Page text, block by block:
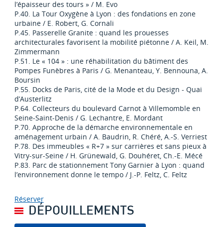
l’épaisseur des tours » / M. Evo
P.40. La Tour Oxygène à Lyon : des fondations en zone
urbaine / E. Robert, G. Cornali
P.45. Passerelle Granite : quand les prouesses
architecturales favorisent la mobilité piétonne / A. Keil, M.
Zimmermann
P.51. Le « 104 » : une réhabilitation du bâtiment des
Pompes Funèbres à Paris / G. Menanteau, Y. Bennouna, A.
Boursin
P.55. Docks de Paris, cité de la Mode et du Design - Quai
d’Austerlitz
P.64. Collecteurs du boulevard Carnot à Villemomble en
Seine-Saint-Denis / G. Lechantre, E. Mordant
P.70. Approche de la démarche environnementale en
aménagement urbain / A. Baudrin, R. Chéré, A.-S. Verriest
P.78. Des immeubles « R+7 » sur carrières et sans pieux à
Vitry-sur-Seine / H. Grünewald, G. Douhéret, Ch.-E. Mécé
P.83. Parc de stationnement Tony Garnier à Lyon : quand
l’environnement donne le tempo / J.-P. Feltz, C. Feltz
Réserver
DÉPOUILLEMENTS